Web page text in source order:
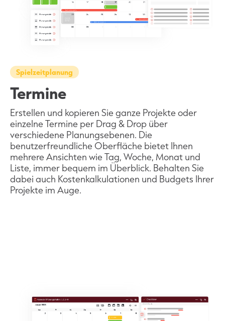
Spielzeitplanung
Termine
Erstellen und kopieren Sie ganze Projekte oder
einzelne Termine per Drag & Drop über
verschiedene Planungsebenen. Die
benutzerfreundliche Oberfläche bietet Ihnen
mehrere Ansichten wie Tag, Woche, Monat und
Liste, immer bequem im Überblick. Behalten Sie
dabei auch Kostenkalkulationen und Budgets Ihrer
Projekte im Auge.